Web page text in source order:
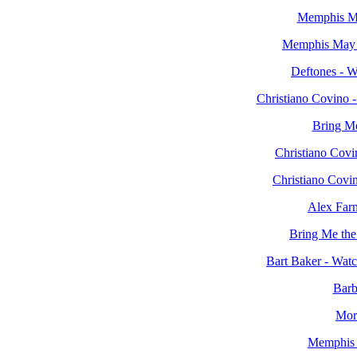
Memphis
Memphis
Deftones -
Christiano Covino
Bring
Christiano
Christiano
Alex
Bring Me
Bart Baker -